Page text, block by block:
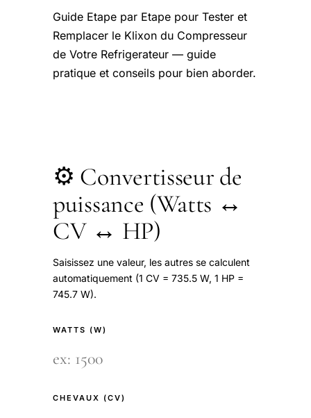
Guide Etape par Etape pour Tester et
Remplacer le Klixon du Compresseur
de Votre Refrigerateur — guide
pratique et conseils pour bien aborder.
⚙️ Convertisseur de
puissance (Watts ↔
CV ↔ HP)
Saisissez une valeur, les autres se calculent
automatiquement (1 CV = 735.5 W, 1 HP =
745.7 W).
WATTS (W)
CHEVAUX (CV)